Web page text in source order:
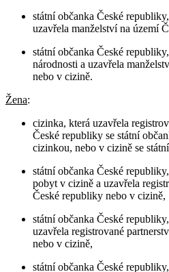
státní občanka České
uzavřela manželství na území
státní občanka České
národnosti a uzavřela
nebo v cizině.
Žena:
cizinka, která uzavřela
České republiky se státní
cizinkou, nebo v cizině se
státní občanka České
pobyt v cizině a uzavřela
České republiky nebo v cizině,
státní občanka České
uzavřela registrované
nebo v cizině,
státní občanka České